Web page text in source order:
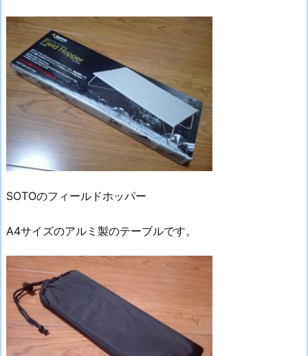
SOTOのフィールドホッパー
A4サイズのアルミ製のテーブルです。